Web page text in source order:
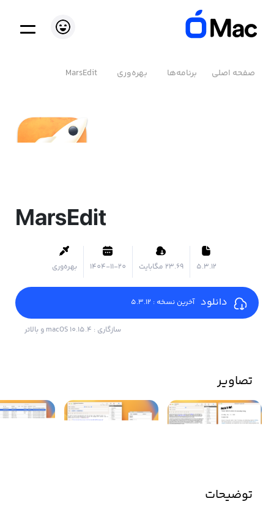
صفحه اصلی برنامه‌ها بهره‌وری MarsEdit
MarsEdit
5.3.12 ۲۳.۶۹ مگابایت 1404-11-20 بهره‌وری
دانلود آخرین نسخه : 5.3.12
سازگاری : macOS 10.15.4 و بالاتر
تصاویر
توضیحات